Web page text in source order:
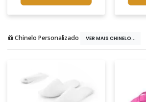
Chinelo Personalizado VER MAIS CHINELO...